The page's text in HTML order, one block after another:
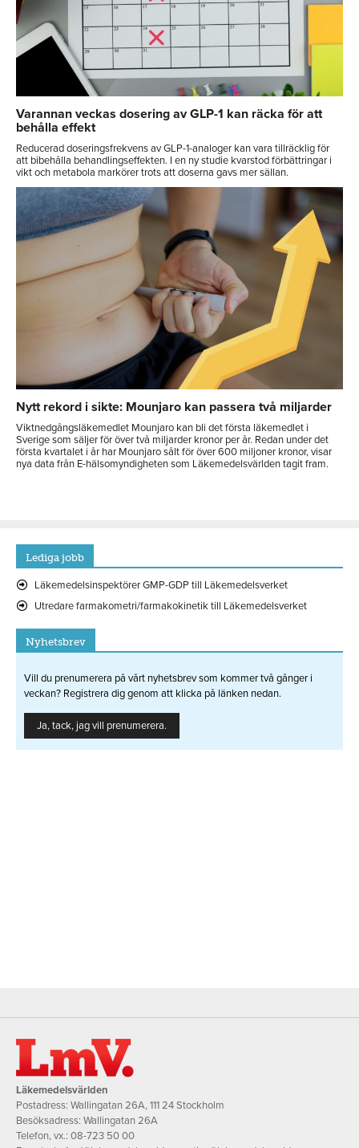
Varannan veckas dosering av GLP-1 kan räcka för att
behålla effekt
Reducerad doseringsfrekvens av GLP-1-analoger kan vara tillräcklig för
att bibehålla behandlingseffekten. I en ny studie kvarstod förbättringar i
vikt och metabola markörer trots att doserna gavs mer sällan.
Nytt rekord i sikte: Mounjaro kan passera två miljarder
Viktnedgångsläkemedlet Mounjaro kan bli det första läkemedlet i
Sverige som säljer för över två miljarder kronor per år. Redan under det
första kvartalet i år har Mounjaro sålt för över 600 miljoner kronor, visar
nya data från E-hälsomyndigheten som Läkemedelsvärlden tagit fram.
Lediga jobb
Läkemedelsinspektörer GMP-GDP till Läkemedelsverket
Utredare farmakometri/farmakokinetik till Läkemedelsverket
Nyhetsbrev
Vill du prenumerera på vårt nyhetsbrev som kommer två gånger i
veckan? Registrera dig genom att klicka på länken nedan.
Ja, tack, jag vill prenumerera.
Läkemedelsvärlden
Postadress: Wallingatan 26A, 111 24 Stockholm
Besöksadress: Wallingatan 26A
Telefon, vx.: 08-723 50 00